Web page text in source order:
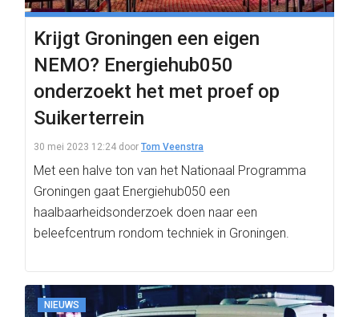
Krijgt Groningen een eigen
NEMO? Energiehub050
onderzoekt het met proef op
Suikerterrein
30 mei 2023 12:24 door Tom Veenstra
Met een halve ton van het Nationaal Programma
Groningen gaat Energiehub050 een
haalbaarheidsonderzoek doen naar een
beleefcentrum rondom techniek in Groningen.
NIEUWS